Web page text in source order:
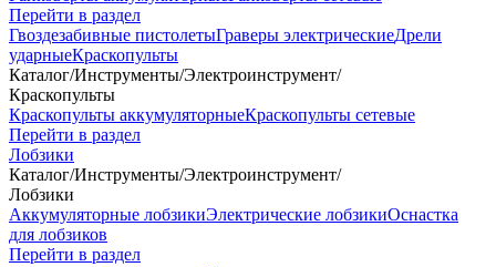
Перейти в раздел
Гвоздезабивные пистолетыГраверы электрическиеДрели
ударныеКраскопульты
Каталог/Инструменты/Электроинструмент/
Краскопульты
Краскопульты аккумуляторныеКраскопульты сетевые
Перейти в раздел
Лобзики
Каталог/Инструменты/Электроинструмент/
Лобзики
Аккумуляторные лобзикиЭлектрические лобзикиОснастка
для лобзиков
Перейти в раздел